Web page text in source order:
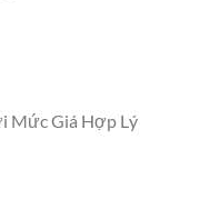
Mức Giá Hợp Lý